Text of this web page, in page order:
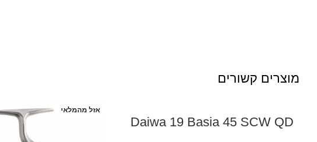
מוצרים קשורים
Daiwa 19 Basia 45 SCW QD
אזל מהמלאי